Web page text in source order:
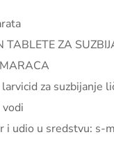
TABLETE ZA
za suzbijanje
vodi
i udio u sredstvu: s-